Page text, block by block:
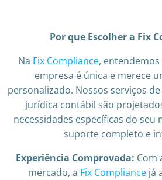
Por que Escolher a Fix
Na Fix Compliance,
empresa é única e merece
personalizado. Nossos serviços
jurídica contábil são
necessidades específicas do seu
suporte completo e
Experiência Comprovada: Com
mercado, a Fix Compliance já